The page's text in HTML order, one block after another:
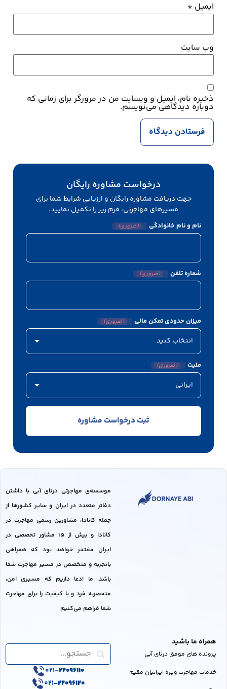
ایمیل *
وب‌ سایت
ذخیره نام، ایمیل و وبسایت من در مرورگر برای زمانی که
دوباره دیدگاهی می‌نویسم.
درخواست مشاوره رایگان
جهت دریافت مشاوره رایگان و ارزیابی شرایط شما برای
مسیرهای مهاجرتی، فرم زیر را تکمیل نمایید.
نام و نام خانوادگی (ضروری)
شماره تلفن (ضروری)
میزان حدودی تمکن مالی (ضروری)
ملیت (ضروری)
موسسه‌ی مهاجرتی درنای آبی با داشتن
دفاتر متعدد در ایران و سایر کشور‌ها از
جمله کانادا، مشاورین رسمی مهاجرت در
کانادا و بیش از 15 مشاور تخصصی در
ایران مفتخر خواهد بود که همراهی
باتجربه و متخصص در مسیر مهاجرت شما
باشد. ما ادعا داریم که مسیری امن،
منحصربه فرد و با کیفیت را برای مهاجرت
شما فراهم می‌کنیم
همراه ما باشید
پرونده های موفق درنای آبی
خدمات مهاجرت ویژه ایرانیان مقیم
021-22096110
021-22096120